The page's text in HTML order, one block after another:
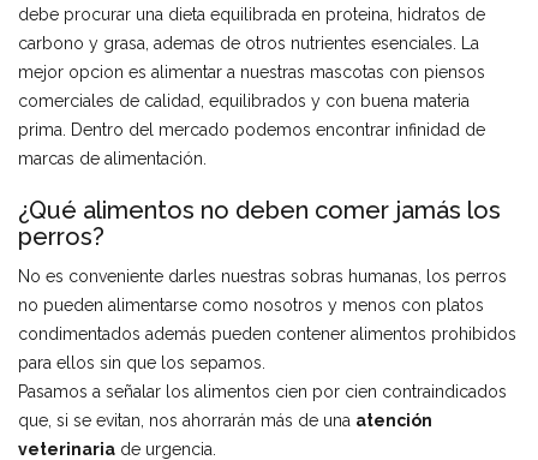
debe procurar una dieta equilibrada en proteina, hidratos de
carbono y grasa, ademas de otros nutrientes esenciales. La
mejor opcion es alimentar a nuestras mascotas con piensos
comerciales de calidad, equilibrados y con buena materia
prima. Dentro del mercado podemos encontrar infinidad de
marcas de alimentación.
¿Qué alimentos no deben comer jamás los
perros?
No es conveniente darles nuestras sobras humanas, los perros
no pueden alimentarse como nosotros y menos con platos
condimentados además pueden contener alimentos prohibidos
para ellos sin que los sepamos.
Pasamos a señalar los alimentos cien por cien contraindicados
que, si se evitan, nos ahorrarán más de una atención
veterinaria de urgencia.